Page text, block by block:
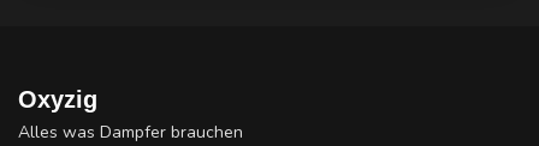
Oxyzig
Alles was Dampfer brauchen